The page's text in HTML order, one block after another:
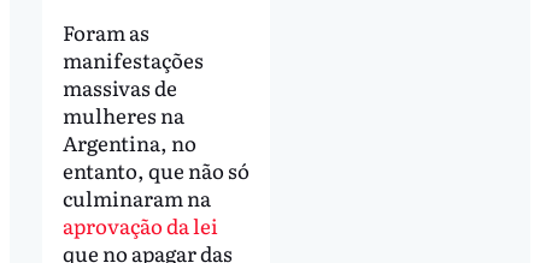
Foram as
manifestações
massivas de
mulheres na
Argentina, no
entanto, que não só
culminaram na
aprovação da lei
que no apagar das